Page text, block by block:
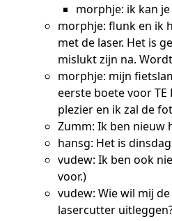
morphje: ik kan
morphje: flunk en ik
met de laser. Het is
mislukt zijn na.
morphje: mijn
eerste boete voor TE
plezier en ik zal de
Zumm: Ik ben nieuw
hansg: Het is dinsdag
vudew: Ik ben ook
voor.)
vudew: Wie wil mij
lasercutter